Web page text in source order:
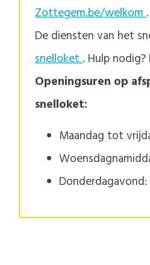
Zottegem.be/welkom.
De diensten van het
snelloket. Hulp
Openingsuren op
snelloket:
Maandag tot
Donderdagavond: